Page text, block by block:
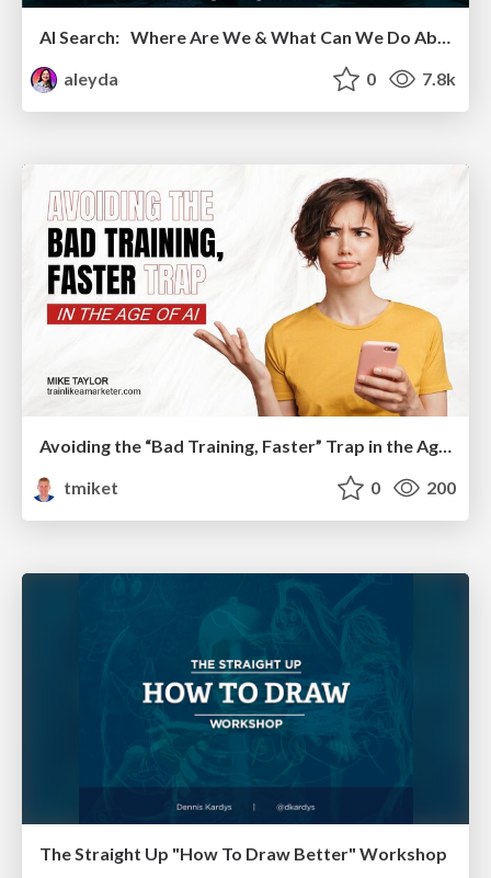
AI Search: Where Are We & What Can We Do About It?
aleyda
0 7.8k
tmiket
0 200
The Straight Up "How To Draw Better" Workshop